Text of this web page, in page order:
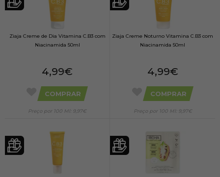
Ziaja Creme de Dia Vitamina C.B3 com
Niacinamida 50ml
4,99€
COMPRAR
Preço por 100 Ml: 9,97€
Ziaja Creme Noturno Vitamina C.B3 com
Niacinamida 50ml
4,99€
COMPRAR
Preço por 100 Ml: 9,97€